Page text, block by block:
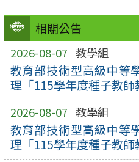
相關公告
2026-08-07 教學組
教育部技術型高級中等
理「115學年度種子教師
2026-08-07 教學組
教育部技術型高級中等
理「115學年度種子教師